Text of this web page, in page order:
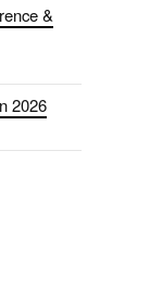
&
2026